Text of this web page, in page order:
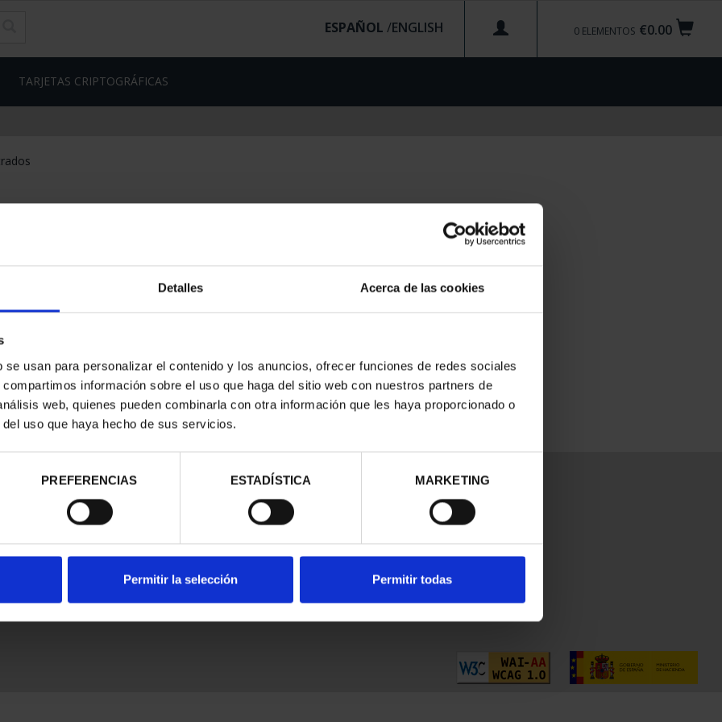
Detalles Acerca de las cookies
usan para personalizar el contenido y los anuncios, ofrecer funciones de redes sociales
información sobre el uso que haga del sitio web con nuestros partners de
web, quienes pueden combinarla con otra información que les haya proporcionado o
uso que haya hecho de sus servicios.
PREFERENCIAS ESTADÍSTICA MARKETING
Permitir la selección Permitir todas
€0.00
0 ELEMENTOS
ESPAÑOL /
TARJETAS CRIPTOGRÁFICAS